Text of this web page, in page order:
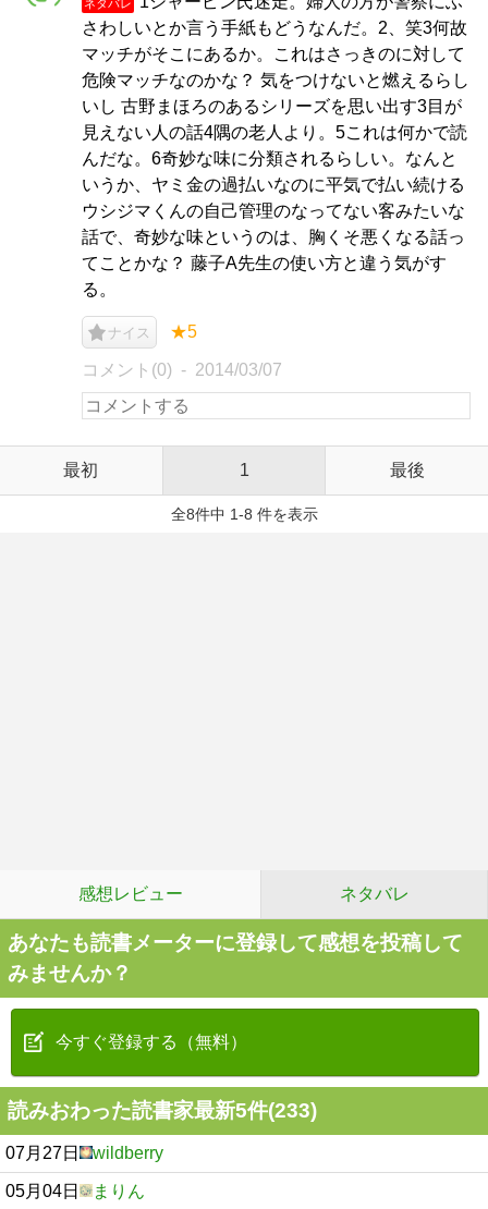
ネタバレ
さわしいとか言う手紙もどうなんだ。2、笑3何故
マッチがそこにあるか。これはさっきのに対して
危険マッチなのかな？ 気をつけないと燃えるらし
いし 古野まほろのあるシリーズを思い出す3目が
見えない人の話4隅の老人より。5これは何かで読
んだな。6奇妙な味に分類されるらしい。なんと
いうか、ヤミ金の過払いなのに平気で払い続ける
ウシジマくんの自己管理のなってない客みたいな
話で、奇妙な味というのは、胸くそ悪くなる話っ
てことかな？ 藤子A先生の使い方と違う気がす
る。
ナイス ★5
コメント(0) 2014/03/07
最初 1 最後
全8件中 1-8 件を表示
感想レビュー ネタバレ
あなたも読書メーターに登録して感想を投稿して
みませんか？
今すぐ登録する（無料）
読みおわった読書家最新5件(233)
07月27日 wildberry
05月04日 まりん